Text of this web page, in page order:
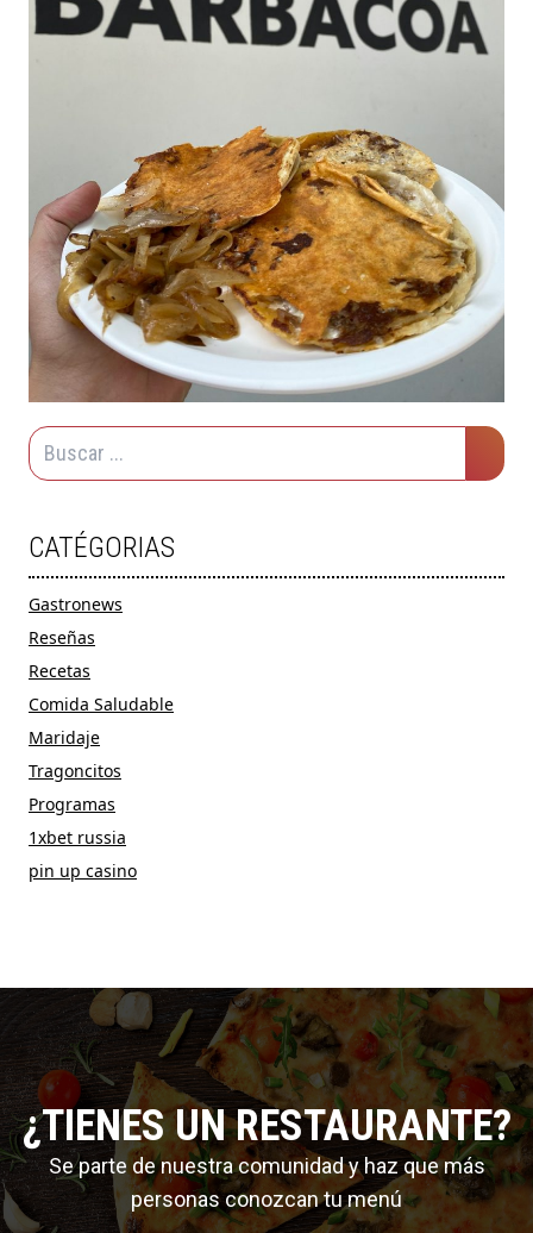
CATÉGORIAS
Gastronews
Reseñas
Recetas
Comida Saludable
Maridaje
Tragoncitos
Programas
1xbet russia
pin up casino
¿TIENES UN RESTAURANTE?
Se parte de nuestra comunidad y haz que más
personas conozcan tu menú